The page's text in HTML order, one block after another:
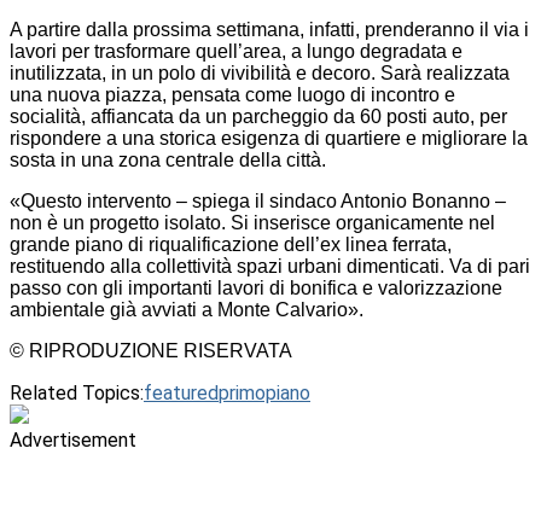
A partire dalla prossima settimana, infatti, prenderanno il via i
lavori per trasformare quell’area, a lungo degradata e
inutilizzata, in un polo di vivibilità e decoro. Sarà realizzata
una nuova piazza, pensata come luogo di incontro e
socialità, affiancata da un parcheggio da 60 posti auto, per
rispondere a una storica esigenza di quartiere e migliorare la
sosta in una zona centrale della città.
«Questo intervento – spiega il sindaco Antonio Bonanno –
non è un progetto isolato. Si inserisce organicamente nel
grande piano di riqualificazione dell’ex linea ferrata,
restituendo alla collettività spazi urbani dimenticati. Va di pari
passo con gli importanti lavori di bonifica e valorizzazione
ambientale già avviati a Monte Calvario».
© RIPRODUZIONE RISERVATA
Related Topics:featuredprimopiano
Advertisement